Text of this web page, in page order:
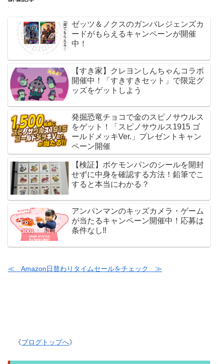
ゼッツ＆ノクスのガンバレジェンズカ
ードがもらえるキャンペーンが開催
中！
【すき家】クレヨンしんちゃんコラボ
開催中！「すきすきセット」で限定グ
ッズをゲットしよう
発掘恐竜チョコで金のスピノサウルス
をゲット！「スピノサウルス1915 ゴ
ールドメッキVer.」プレゼントキャン
ペーン開催
【検証】ポケモンパンのシールを開封
せずに中身を確認する方法！鉛筆でこ
すると本当にわかる？
アンパンマンのキッズカメラ・ゲーム
が当たるキャンペーン開催中！応募は
条件なし‼
≪ Amazon日替わりタイムセールをチェック ≫
《ブログトップへ》